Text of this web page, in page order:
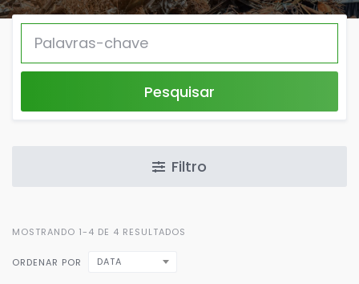
Pesquisar
Filtro
MOSTRANDO 1-4 DE 4 RESULTADOS
ORDENAR POR DATA